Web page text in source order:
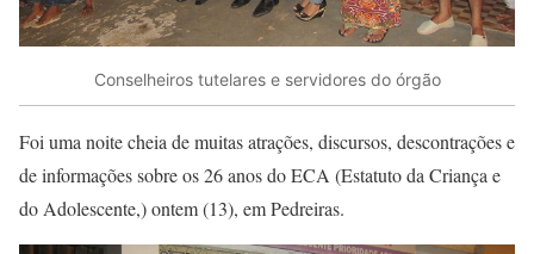
Conselheiros tutelares e servidores do órgão
Foi uma noite cheia de muitas atrações, discursos, descontrações e
de informações sobre os 26 anos do ECA (Estatuto da Criança e
do Adolescente,) ontem (13), em Pedreiras.